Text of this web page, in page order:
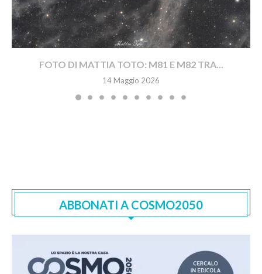
FOTO DI MATTIA TOTO: M81 E M82 TRA...
14 Maggio 2026
ABBONATI A COSMO2050